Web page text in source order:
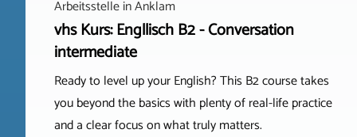
ArbeitsstelleinAnklam
vhs Kurs: Engllisch B2 - Conversation
intermediate
Ready to level up your English? This B2 course takes
you beyond the basics with plenty of real-life practice
and a clear focus on what truly matters.